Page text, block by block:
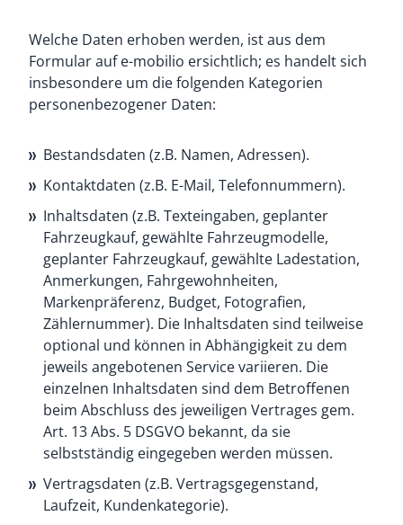
Welche Daten erhoben werden, ist aus dem
Formular auf e-mobilio ersichtlich; es handelt sich
insbesondere um die folgenden Kategorien
personenbezogener Daten:
Bestandsdaten (z.B. Namen, Adressen).
Kontaktdaten (z.B. E-Mail, Telefonnummern).
Inhaltsdaten (z.B. Texteingaben, geplanter
Fahrzeugkauf, gewählte Fahrzeugmodelle,
geplanter Fahrzeugkauf, gewählte Ladestation,
Anmerkungen, Fahrgewohnheiten,
Markenpräferenz, Budget, Fotografien,
Zählernummer). Die Inhaltsdaten sind teilweise
optional und können in Abhängigkeit zu dem
jeweils angebotenen Service variieren. Die
einzelnen Inhaltsdaten sind dem Betroffenen
beim Abschluss des jeweiligen Vertrages gem.
Art. 13 Abs. 5 DSGVO bekannt, da sie
selbstständig eingegeben werden müssen.
Vertragsdaten (z.B. Vertragsgegenstand,
Laufzeit, Kundenkategorie).